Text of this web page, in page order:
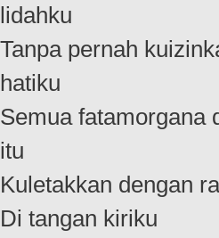
lidahku
Tanpa pernah
hatiku
Semua fatamorgana
itu
Kuletakkan dengan
Di tangan kiriku